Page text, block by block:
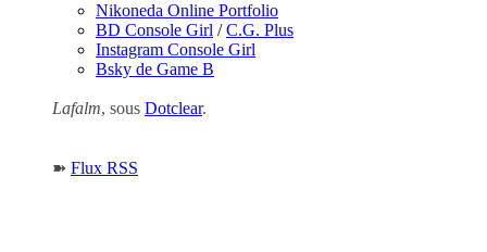
Nikoneda Online Portfolio
BD Console Girl /C.G. Plus
Instagram Console Girl
Bsky de Game B
Lafalm, sous Dotclear.
➽ Flux RSS